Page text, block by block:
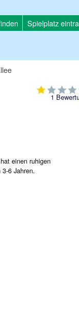
Spielplatz
1
einen ruhigen
6 Jahren.